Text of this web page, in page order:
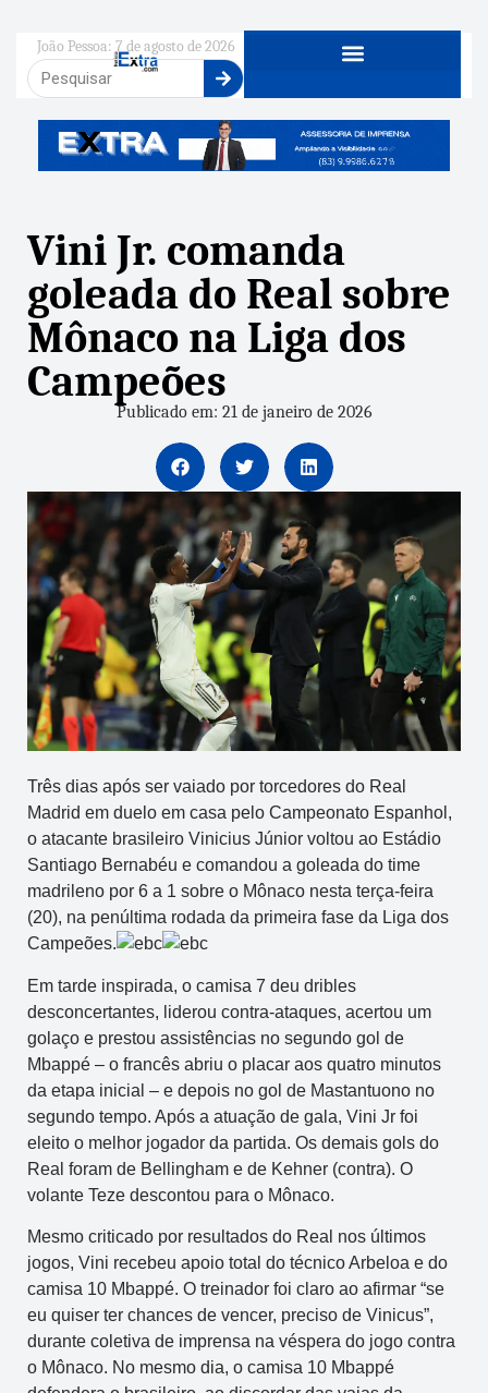
João Pessoa: 7 de agosto de 2026
Vini Jr. comanda
goleada do Real sobre
Mônaco na Liga dos
Campeões
Publicado em: 21 de janeiro de 2026
Três dias após ser vaiado por torcedores do Real
Madrid em duelo em casa pelo Campeonato Espanhol,
o atacante brasileiro Vinicius Júnior voltou ao Estádio
Santiago Bernabéu e comandou a goleada do time
madrileno por 6 a 1 sobre o Mônaco nesta terça-feira
(20), na penúltima rodada da primeira fase da Liga dos
Campeões.
Em tarde inspirada, o camisa 7 deu dribles
desconcertantes, liderou contra-ataques, acertou um
golaço e prestou assistências no segundo gol de
Mbappé – o francês abriu o placar aos quatro minutos
da etapa inicial – e depois no gol de Mastantuono no
segundo tempo. Após a atuação de gala, Vini Jr foi
eleito o melhor jogador da partida. Os demais gols do
Real foram de Bellingham e de Kehner (contra). O
volante Teze descontou para o Mônaco.
Mesmo criticado por resultados do Real nos últimos
jogos, Vini recebeu apoio total do técnico Arbeloa e do
camisa 10 Mbappé. O treinador foi claro ao afirmar “se
eu quiser ter chances de vencer, preciso de Vinicus”,
durante coletiva de imprensa na véspera do jogo contra
o Mônaco. No mesmo dia, o camisa 10 Mbappé